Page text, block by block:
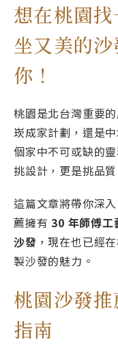
想在桃園
坐又美的
你！
桃園是北台灣重要
崁成家計劃，還是
個家中不可或缺的
挑設計，更是挑品
這篇文章將帶你深
薦擁有30 年師傅工
沙發 ，現在也已經
製沙發的魅力。
桃園沙發
指南